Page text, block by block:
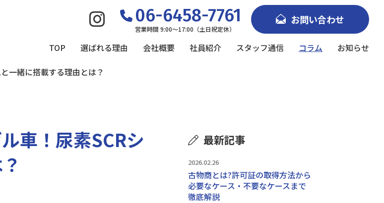
06-6458-7761
営業時間 9:00～17:00（土日祝定休）
お問い合わせ
TOP 選ばれる理由 会社概要 社員紹介 スタッフ通信 コラム お知らせ
一緒に搭載する理由とは？
車！尿素SCRシ
最新記事
2026.02.26
古物商とは?許可証の取得方法から
必要なケース・不要なケースまで
徹底解説